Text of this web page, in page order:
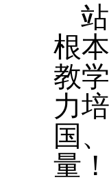
根
教
力
国
量！